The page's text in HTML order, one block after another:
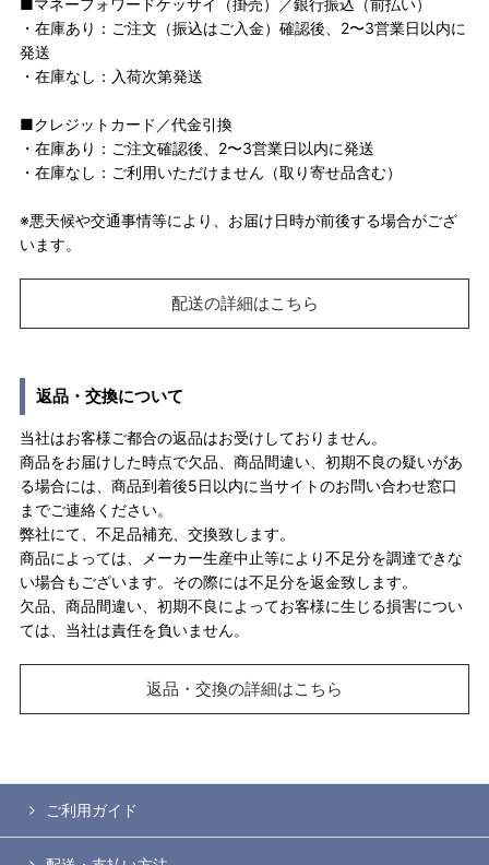
・在庫あり：ご注文（振込はご入金）確認後、2〜3営業日以内に
発送
・在庫なし：入荷次第発送
■クレジットカード／代金引換
・在庫あり：ご注文確認後、2〜3営業日以内に発送
・在庫なし：ご利用いただけません（取り寄せ品含む）
※悪天候や交通事情等により、お届け日時が前後する場合がござ
います。
配送の詳細はこちら
返品・交換について
当社はお客様ご都合の返品はお受けしておりません。
商品をお届けした時点で欠品、商品間違い、初期不良の疑いがあ
る場合には、商品到着後5日以内に当サイトのお問い合わせ窓口
までご連絡ください。
弊社にて、不足品補充、交換致します。
商品によっては、メーカー生産中止等により不足分を調達できな
い場合もございます。その際には不足分を返金致します。
欠品、商品間違い、初期不良によってお客様に生じる損害につい
ては、当社は責任を負いません。
返品・交換の詳細はこちら
ご利用ガイド